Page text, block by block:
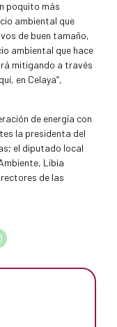
poquito más
ambiental que
de buen tamaño,
ambiental que hace
mitigando a través
en Celaya”,
de energía con
la presidenta del
el diputado local
Libia
de las